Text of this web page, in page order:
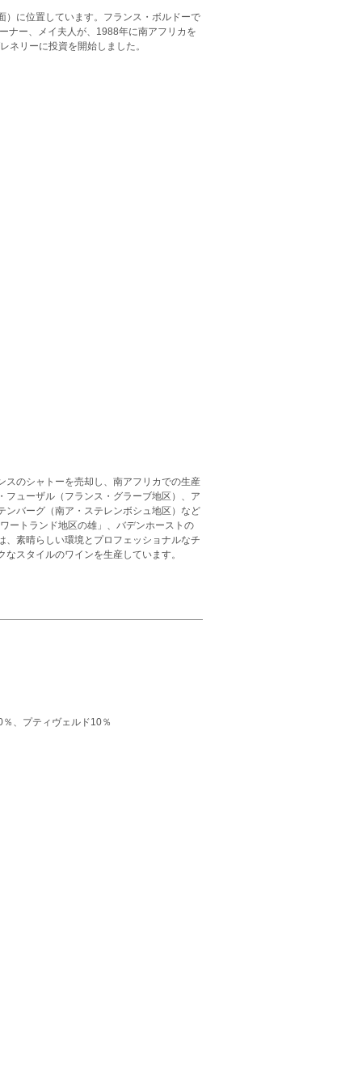
）に位置しています。フランス・ボルドーで
ナー、メイ夫人が、1988年に南アフリカを
ネリーに投資を開始しました。
のシャトーを売却し、南アフリカでの生産
ューザル（フランス・グラーブ地区）、ア
ンバーグ（南ア・ステレンボシュ地区）など
ートランド地区の雄」、バデンホーストの
素晴らしい環境とプロフェッショナルなチ
スタイルのワインを生産しています。
、プティヴェルド10％